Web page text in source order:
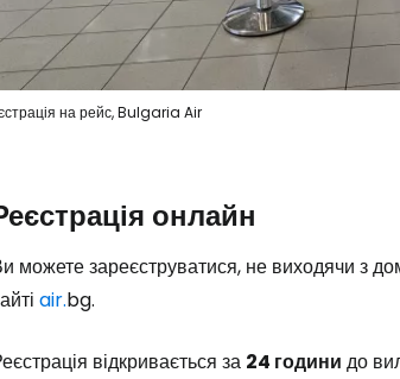
на рейс, Bulgaria Air
онлайн
можете зареєструватися, не виходячи з
air.bg.
відкривається за 24 години до